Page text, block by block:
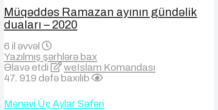
Müqəddəs Ramazan ayının gündəlik
duaları – 2020
6 il əvvəl
Yazılmış şərhlərə bax
Əlavə etdi
weIslam Komandası
47. 919 dəfə baxılıb
Mənəvi Üç Aylar Səfəri